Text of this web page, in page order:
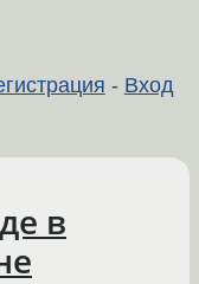
- Вход
в